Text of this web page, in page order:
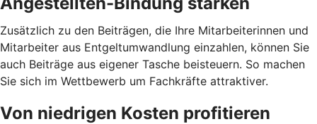
Zusätzlich zu den Beiträgen, die Ihre Mitarbeiterinnen und
Mitarbeiter aus Entgeltumwandlung einzahlen, können Sie
auch Beiträge aus eigener Tasche beisteuern. So machen
Sie sich im Wettbewerb um Fachkräfte attraktiver.
Von niedrigen Kosten profitieren